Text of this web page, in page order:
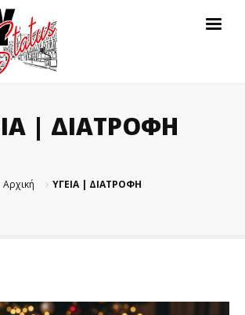
| ΔΙΑΤΡΟΦΗ
Αρχική ΥΓΕΙΑ | ΔΙΑΤΡΟΦΗ